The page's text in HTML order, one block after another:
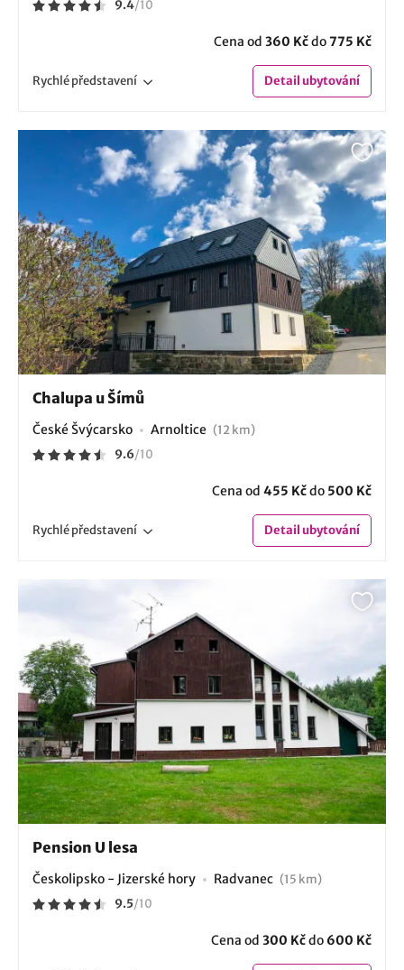
9.4/10
Cena od 360 Kčdo775 Kč
Rychlépředstavení Detailubytování
Chalupa u Šímů
České Švýcarsko Arnoltice (12 km)
9.6/10
Cena od 455 Kčdo 500 Kč
Rychlépředstavení Detailubytování
Pension U lesa
Českolipsko - Jizerské hory Radvanec (15 km)
9.5/10
Cena od 300 Kčdo 600 Kč